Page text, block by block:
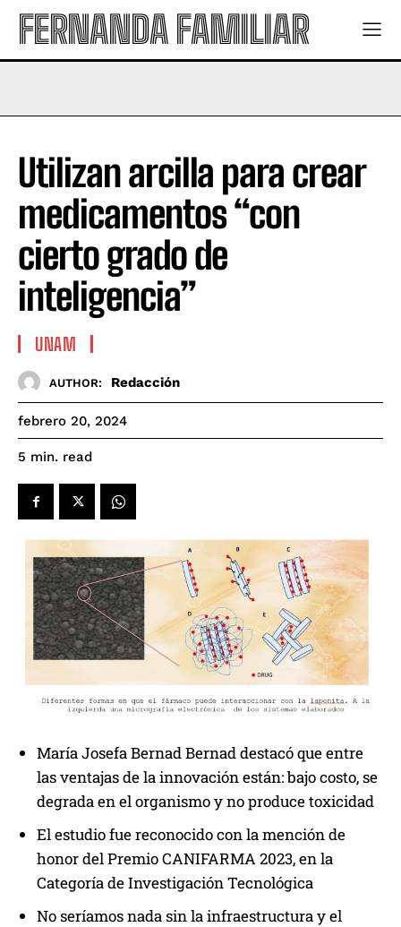
FERNANDA FAMILIAR
Utilizan arcilla para crear
medicamentos “con
cierto grado de
inteligencia”
UNAM
AUTHOR: Redacción
febrero 20, 2024
5 min. read
María Josefa Bernad Bernad destacó que entre
las ventajas de la innovación están: bajo costo, se
degrada en el organismo y no produce toxicidad
El estudio fue reconocido con la mención de
honor del Premio CANIFARMA 2023, en la
Categoría de Investigación Tecnológica
No seríamos nada sin la infraestructura y el